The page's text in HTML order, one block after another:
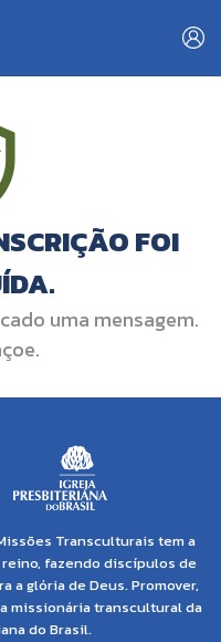
FOI
uma mensagem.
Transculturais tem a
fazendo discípulos de
a glória de Deus. Promover,
missionária transcultural da
do Brasil.